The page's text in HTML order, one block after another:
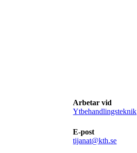
Arbetar vid
Ytbehandlingsteknik
E-post
tijanat@kth.se